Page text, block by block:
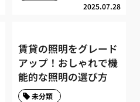
2025.07.28
賃貸の照明をグレード
アップ！おしゃれで機
能的な照明の選び方
未分類